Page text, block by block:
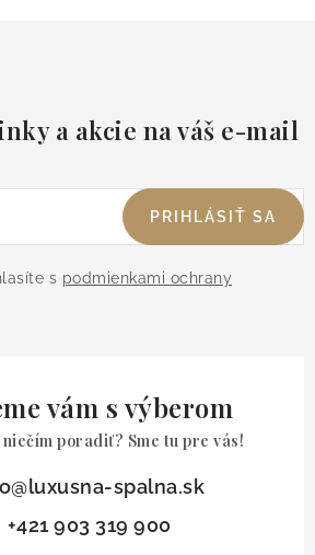
a akcie na váš e-mail
s podmienkami ochrany
PRIHLÁSIŤ SA
vám s výberom
poradiť? Sme tu pre vás!
@luxusna-spalna.sk
+421 903 319 900